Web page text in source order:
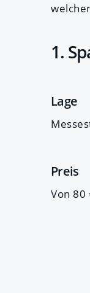
1.
Lage
Preis
Von 80